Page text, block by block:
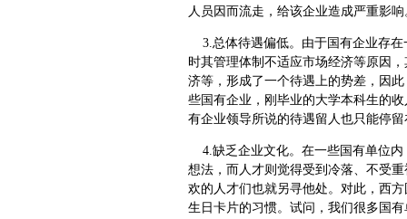
人员因而流走，给该企业造成严重影响
3.总体待遇偏低。由于国有企业存在
时其管理体制不适应市场经济等原因
济等，形成了一个待遇上的势差，因
些国有企业，刚毕业的大学本科生的
有企业领导所说的待遇留人也只能停留
4.缺乏企业文化。在一些国有单位内
想法，而人才则觉得受到冷落、不受
欢的人才们也就另寻他处。对此，西
生日卡片的习惯。试问，我们很多国